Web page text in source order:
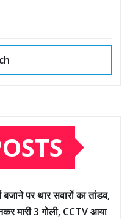
पर थार सवारों का तांडव,
मारी 3 गोली, CCTV आया